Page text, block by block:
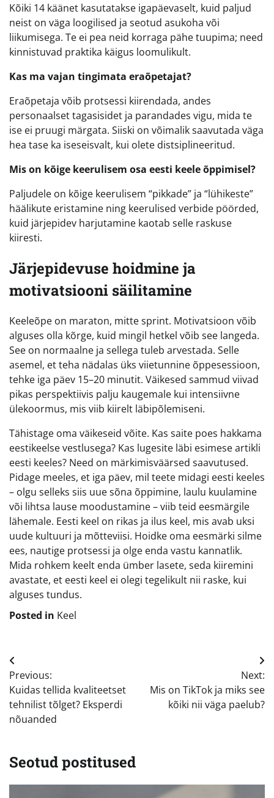
Kõiki 14 käänet kasutatakse igapäevaselt, kuid paljud
neist on väga loogilised ja seotud asukoha või
liikumisega. Te ei pea neid korraga pähe tuupima; need
kinnistuvad praktika käigus loomulikult.
Kas ma vajan tingimata eraõpetajat?
Eraõpetaja võib protsessi kiirendada, andes
personaalset tagasisidet ja parandades vigu, mida te
ise ei pruugi märgata. Siiski on võimalik saavutada väga
hea tase ka iseseisvalt, kui olete distsiplineeritud.
Mis on kõige keerulisem osa eesti keele õppimisel?
Paljudele on kõige keerulisem “pikkade” ja “lühikeste”
häälikute eristamine ning keerulised verbide pöörded,
kuid järjepidev harjutamine kaotab selle raskuse
kiiresti.
Järjepidevuse hoidmine ja
motivatsiooni säilitamine
Keeleõpe on maraton, mitte sprint. Motivatsioon võib
alguses olla kõrge, kuid mingil hetkel võib see langeda.
See on normaalne ja sellega tuleb arvestada. Selle
asemel, et teha nädalas üks viietunnine õppesessioon,
tehke iga päev 15–20 minutit. Väikesed sammud viivad
pikas perspektiivis palju kaugemale kui intensiivne
ülekoormus, mis viib kiirelt läbipõlemiseni.
Tähistage oma väikeseid võite. Kas saite poes hakkama
eestikeelse vestlusega? Kas lugesite läbi esimese artikli
eesti keeles? Need on märkimisväärsed saavutused.
Pidage meeles, et iga päev, mil teete midagi eesti keeles
– olgu selleks siis uue sõna õppimine, laulu kuulamine
või lihtsa lause moodustamine – viib teid eesmärgile
lähemale. Eesti keel on rikas ja ilus keel, mis avab uksi
uude kultuuri ja mõtteviisi. Hoidke oma eesmärki silme
ees, nautige protsessi ja olge enda vastu kannatlik.
Mida rohkem keelt enda ümber lasete, seda kiiremini
avastate, et eesti keel ei olegi tegelikult nii raske, kui
alguses tundus.
Posted in Keel
Navigeerimine
Previous:
Kuidas tellida kvaliteetset
tehnilist tõlget? Eksperdi
nõuanded
Next:
Mis on TikTok ja miks see
kõiki nii väga paelub?
Seotud postitused